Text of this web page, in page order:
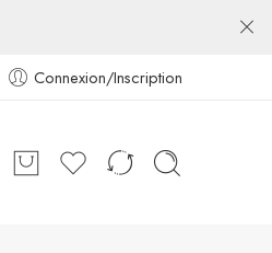
Connexion/Inscription